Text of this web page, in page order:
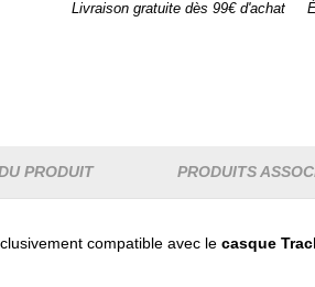
Livraison gratuite dès 99€ d'achat
PRODUIT PRODUITS
compatible avec le casque